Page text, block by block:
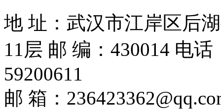
地 址：武汉市江岸区后
11层 邮 编：430014 电
59200611
邮 箱：